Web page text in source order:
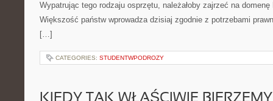
Wypatrując tego rodzaju osprzętu, należałoby zajrzeć na
Większość państw wprowadza dzisiaj zgodnie z potrzebami
[…]
CATEGORIES: STUDENTWPODROZY